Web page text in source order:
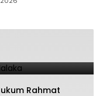
di Malaka
Rahmat